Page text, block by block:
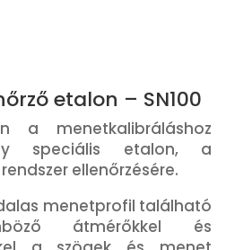
etalon – SN100
a menetkalibráláshoz
speciális etalon, a
ellenőrzésére.
menetprofil található
átmérőkkel és